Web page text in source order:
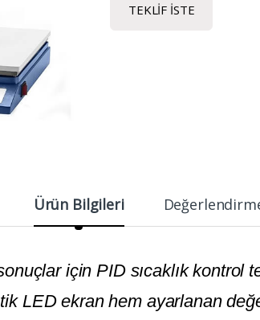
TEKLIF İSTE
Ürün Bilgileri
için PID sıcaklık kontrol
LED ekran hem ayarlanan